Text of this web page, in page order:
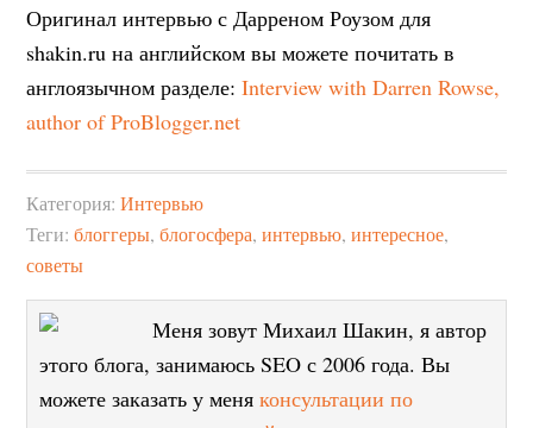
Оригинал интервью с Дарреном Роузом для
shakin.ru на английском вы можете почитать в
англоязычном разделе:Interview with Darren Rowse,
author of ProBlogger.net
Категория:Интервью
Теги:блоггеры,блогосфера,интервью,интересное,
советы
Меня зовут Михаил Шакин, я автор
этого блога, занимаюсь SEO с 2006 года. Вы
можете заказать у меняконсультации по